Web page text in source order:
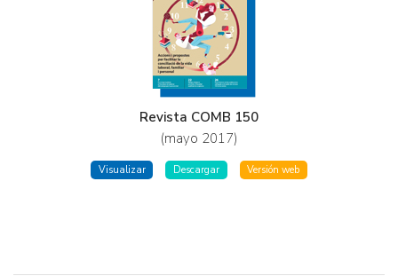
Revista COMB 150
(mayo 2017)
Visualizar Descargar Versión web